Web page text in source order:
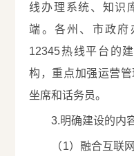
线办理系统、知识
端。各州、市政府
12345热线平台的
构，重点加强运营
坐席和话务员。
3.明确建设的内
（1）融合互联